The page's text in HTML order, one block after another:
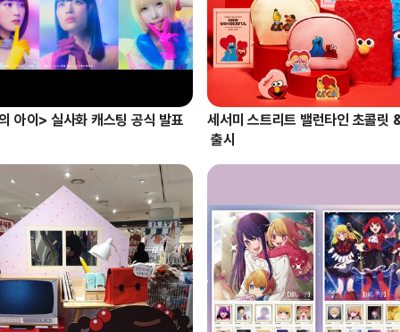
아이> 실사화 캐스팅 공식 발표
세서미 스트리트 밸런타인 초콜릿
출시